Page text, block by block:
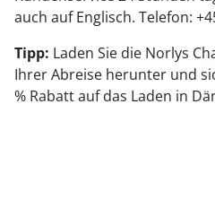
auch auf Englisch. Telefon:
Tipp: Laden Sie die Norlys
Ihrer Abreise herunter und
% Rabatt auf das Laden in